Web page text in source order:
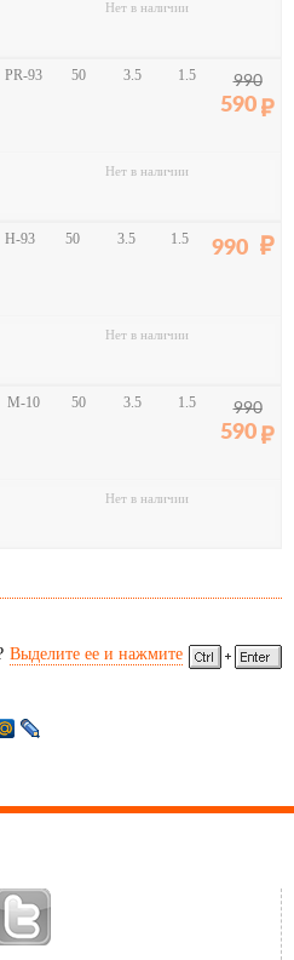
Нет в наличии
PR-93 50 3.5 1.5 990
590
Нет в наличии
H-93 50 3.5 1.5 990
Нет в наличии
M-10 50 3.5 1.5 990
590
Нет в наличии
Выделите ее и нажмите